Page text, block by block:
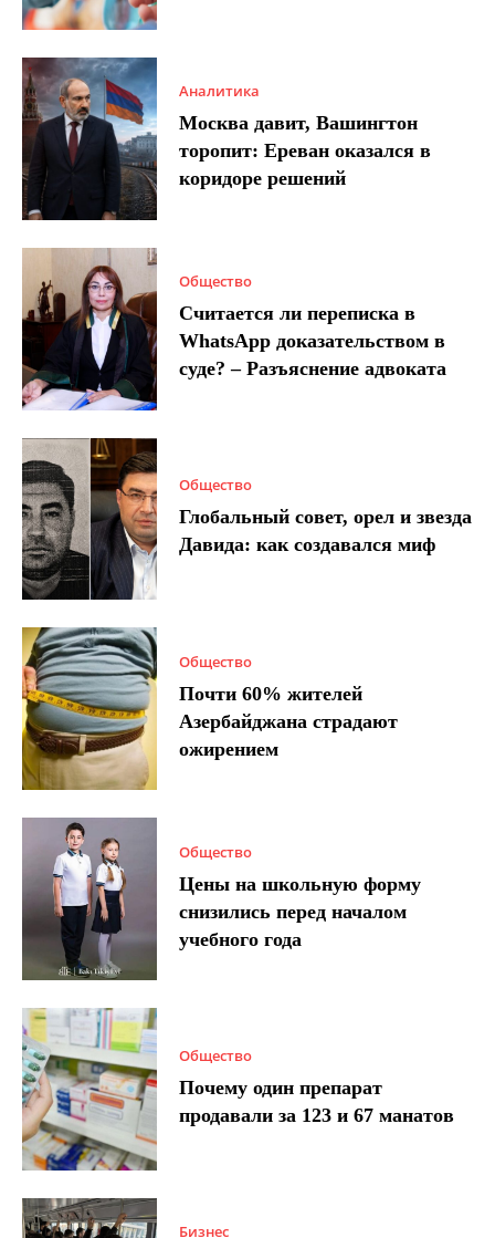
Аналитика
Москва давит, Вашингтон
торопит: Ереван оказался в
коридоре решений
Общество
Считается ли переписка в
WhatsApp доказательством в
суде? – Разъяснение адвоката
Общество
Глобальный совет, орел и звезда
Давида: как создавался миф
Общество
Почти 60% жителей
Азербайджана страдают
ожирением
Общество
Цены на школьную форму
снизились перед началом
учебного года
Общество
Почему один препарат
продавали за 123 и 67 манатов
Бизнес